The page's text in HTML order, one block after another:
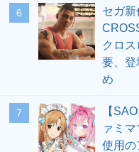
6
セガ
クロ
要、登
め
7
【
ァミ
使用の